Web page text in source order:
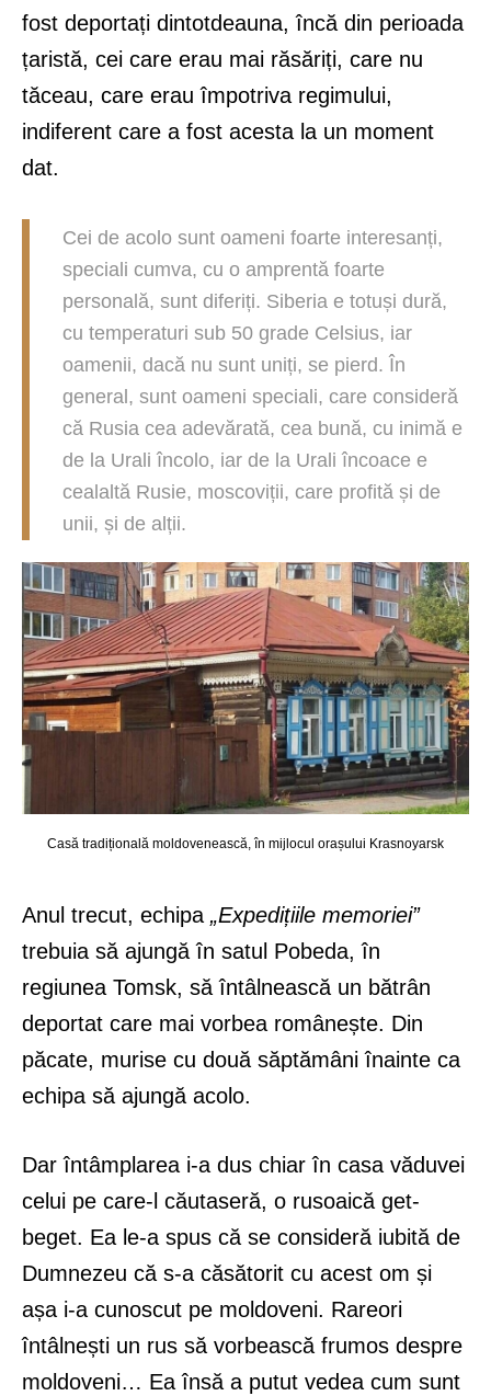
fost deportați dintotdeauna, încă din perioada
țaristă, cei care erau mai răsăriți, care nu
tăceau, care erau împotriva regimului,
indiferent care a fost acesta la un moment
dat.
Cei de acolo sunt oameni foarte interesanți,
speciali cumva, cu o amprentă foarte
personală, sunt diferiți. Siberia e totuși dură,
cu temperaturi sub 50 grade Celsius, iar
oamenii, dacă nu sunt uniți, se pierd. În
general, sunt oameni speciali, care consideră
că Rusia cea adevărată, cea bună, cu inimă e
de la Urali încolo, iar de la Urali încoace e
cealaltă Rusie, moscoviții, care profită și de
unii, și de alții.
Casă tradițională moldovenească, în mijlocul orașului Krasnoyarsk
Anul trecut, echipa „Expedițiile memoriei”
trebuia să ajungă în satul Pobeda, în
regiunea Tomsk, să întâlnească un bătrân
deportat care mai vorbea românește. Din
păcate, murise cu două săptămâni înainte ca
echipa să ajungă acolo.
Dar întâmplarea i-a dus chiar în casa văduvei
celui pe care-l căutaseră, o rusoaică get-
beget. Ea le-a spus că se consideră iubită de
Dumnezeu că s-a căsătorit cu acest om și
așa i-a cunoscut pe moldoveni. Rareori
întâlnești un rus să vorbească frumos despre
moldoveni… Ea însă a putut vedea cum sunt